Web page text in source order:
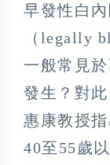
早發性白
（legally
一般常見
發生？對
惠康教授
40至55歲